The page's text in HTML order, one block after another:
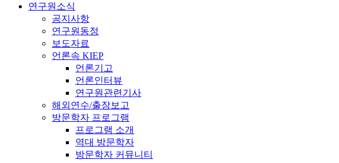
연구원소식
공지사항
연구원동정
보도자료
언론속 KIEP
언론기고
언론인터뷰
연구원관련기사
해외연수/출장보고
방문학자 프로그램
프로그램 소개
역대 방문학자
방문학자 커뮤니티